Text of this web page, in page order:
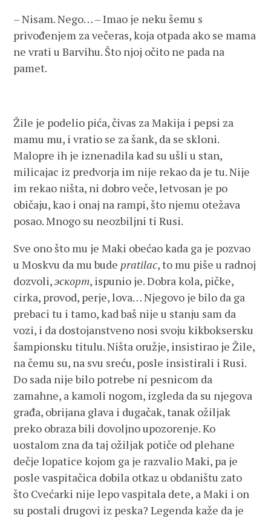
– Nisam. Nego… – Imao je neku šemu s
privođenjem za večeras, koja otpada ako se mama
ne vrati u Barvihu. Što njoj očito ne pada na
pamet.
Žile je podelio pića, čivas za Makija i pepsi za
mamu mu, i vratio se za šank, da se skloni.
Malopre ih je iznenadila kad su ušli u stan,
milicajac iz predvorja im nije rekao da je tu. Nije
im rekao ništa, ni dobro veče, letvosan je po
običaju, kao i onaj na rampi, što njemu otežava
posao. Mnogo su neozbiljni ti Rusi.
Sve ono što mu je Maki obećao kada ga je pozvao
u Moskvu da mu bude pratilac, to mu piše u radnoj
dozvoli,эскорт, ispunio je. Dobra kola, pičke,
cirka, provod, perje, lova… Njegovo je bilo da ga
prebaci tu i tamo, kad baš nije u stanju sam da
vozi, i da dostojanstveno nosi svoju kikboksersku
šampionsku titulu. Ništa oružje, insistirao je Žile,
na čemu su, na svu sreću, posle insistirali i Rusi.
Do sada nije bilo potrebe ni pesnicom da
zamahne, a kamoli nogom, izgleda da su njegova
građa, obrijana glava i dugačak, tanak ožiljak
preko obraza bili dovoljno upozorenje. Ko
uostalom zna da taj ožiljak potiče od plehane
dečje lopatice kojom ga je razvalio Maki, pa je
posle vaspitačica dobila otkaz u obdaništu zato
što Cvećarki nije lepo vaspitala dete, a Maki i on
su postali drugovi iz peska? Legenda kaže da je